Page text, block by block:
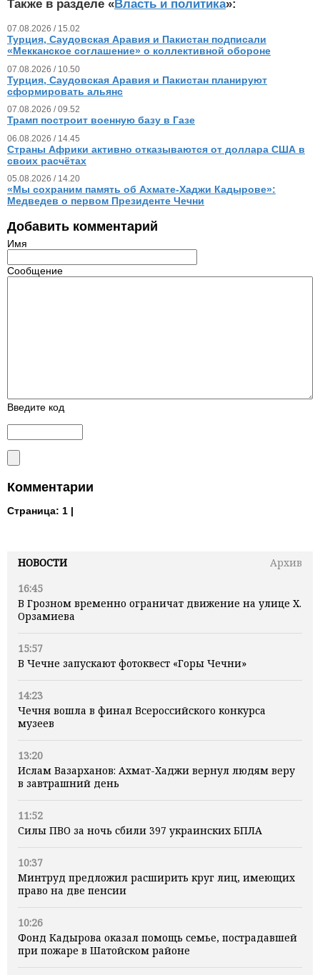
НОВОСТИ
Архив
16:45
В Грозном временно ограничат движение на улице Х.
Орзамиева
15:57
В Чечне запускают фотоквест «Горы Чечни»
14:23
Чечня вошла в финал Всероссийского конкурса
музеев
13:20
Ислам Вазарханов: Ахмат-Хаджи вернул людям веру
в завтрашний день
11:52
Силы ПВО за ночь сбили 397 украинских БПЛА
10:37
Минтруд предложил расширить круг лиц, имеющих
право на две пенсии
10:26
Фонд Кадырова оказал помощь семье, пострадавшей
при пожаре в Шатойском районе
Также в разделе «Власть и политика»:
07.08.2026 / 15.02
Турция, Саудовская Аравия и Пакистан подписали
«Мекканское соглашение» о коллективной обороне
07.08.2026 / 10.50
Турция, Саудовская Аравия и Пакистан планируют
сформировать альянс
07.08.2026 / 09.52
Трамп построит военную базу в Газе
06.08.2026 / 14.45
Страны Африки активно отказываются от доллара США в
своих расчётах
05.08.2026 / 14.20
«Мы сохраним память об Ахмате-Хаджи Кадырове»:
Медведев о первом Президенте Чечни
Добавить комментарий
Имя
Сообщение
Введите код
Комментарии
Страница: 1 |